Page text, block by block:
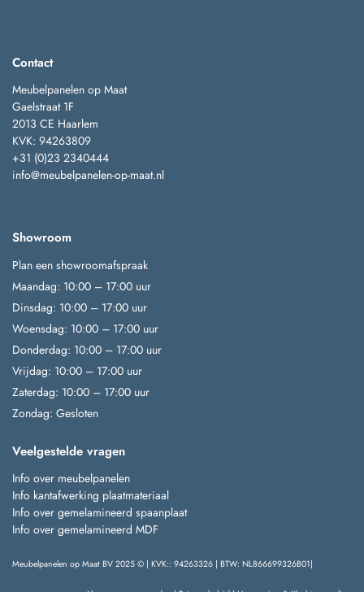
Contact
Meubelpanelen op Maat
Gaelstraat 1F
2013 CE Haarlem
KVK: 94263809
+31 (0)23 2340444
info@meubelpanelen-op-maat.nl
Showroom
Plan een showroomafspraak
Maandag: 10:00 – 17:00 uur
Dinsdag: 10:00 – 17:00 uur
Woensdag: 10:00 – 17:00 uur
Donderdag: 10:00 – 17:00 uur
Vrijdag: 10:00 – 17:00 uur
Zaterdag: 10:00 – 17:00 uur
Zondag: Gesloten
Veelgestelde vragen
Info over meubelpanelen
Info kantafwerking plaatmateriaal
Info over gemelamineerd spaanplaat
Info over gemelamineerd MDF
Meubelpanelen op Maat BV 2025 © | KVK:: 94263326 | BTW: NL866699326B01|